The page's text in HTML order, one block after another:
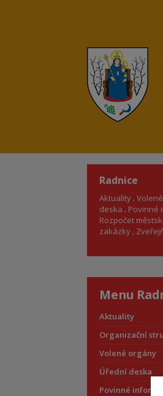
Radnice
Aktuality
deska
Povinné
Rozpočet
zakázky
Menu
Aktuality
Organizační
Volené orgány
Úřední deska
Povinné